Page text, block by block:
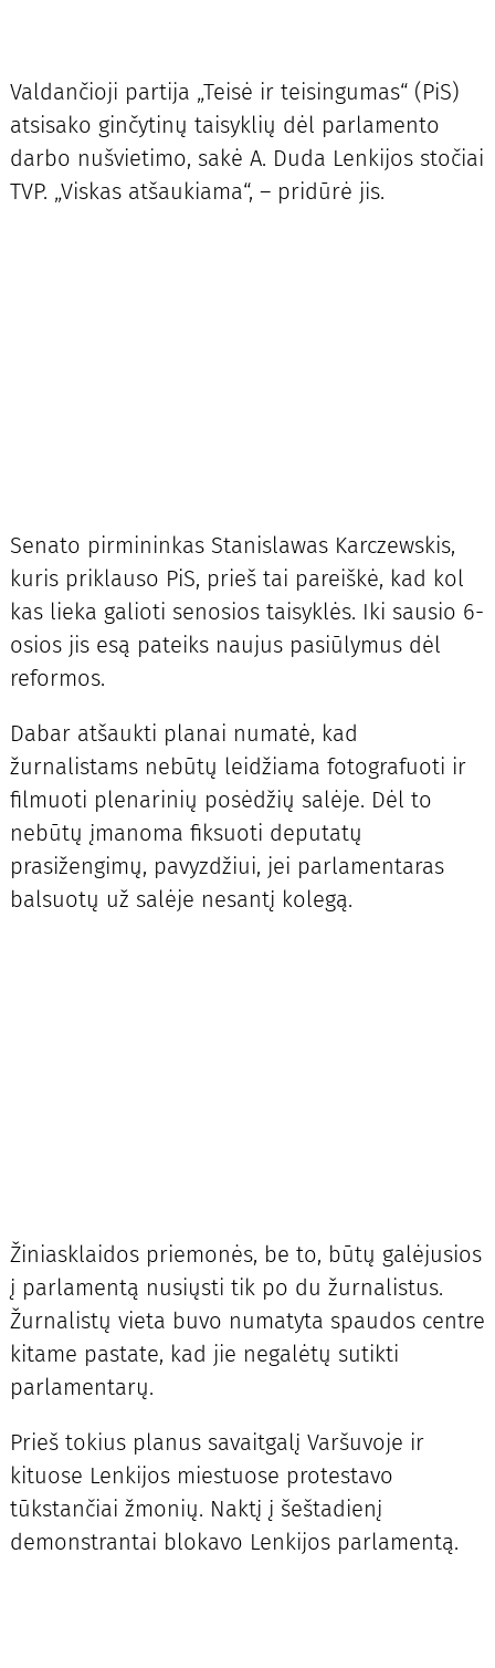
Valdančioji partija „Teisė ir teisingumas“ (PiS)
atsisako ginčytinų taisyklių dėl parlamento
darbo nušvietimo, sakė A. Duda Lenkijos stočiai
TVP. „Viskas atšaukiama“, – pridūrė jis.
Senato pirmininkas Stanislawas Karczewskis,
kuris priklauso PiS, prieš tai pareiškė, kad kol
kas lieka galioti senosios taisyklės. Iki sausio 6-
osios jis esą pateiks naujus pasiūlymus dėl
reformos.
Dabar atšaukti planai numatė, kad
žurnalistams nebūtų leidžiama fotografuoti ir
filmuoti plenarinių posėdžių salėje. Dėl to
nebūtų įmanoma fiksuoti deputatų
prasižengimų, pavyzdžiui, jei parlamentaras
balsuotų už salėje nesantį kolegą.
Žiniasklaidos priemonės, be to, būtų galėjusios
į parlamentą nusiųsti tik po du žurnalistus.
Žurnalistų vieta buvo numatyta spaudos centre
kitame pastate, kad jie negalėtų sutikti
parlamentarų.
Prieš tokius planus savaitgalį Varšuvoje ir
kituose Lenkijos miestuose protestavo
tūkstančiai žmonių. Naktį į šeštadienį
demonstrantai blokavo Lenkijos parlamentą.